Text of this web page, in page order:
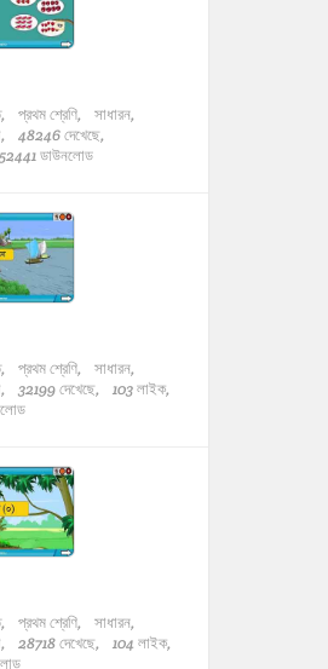
প্রথম শ্রেণি,
সাধারন,
48246 দেখেছে,
52441 ডাউনলোড
প্রথম শ্রেণি,
সাধারন,
32199 দেখেছে,
103 লাইক,
প্রথম শ্রেণি,
সাধারন,
28718 দেখেছে,
104 লাইক,